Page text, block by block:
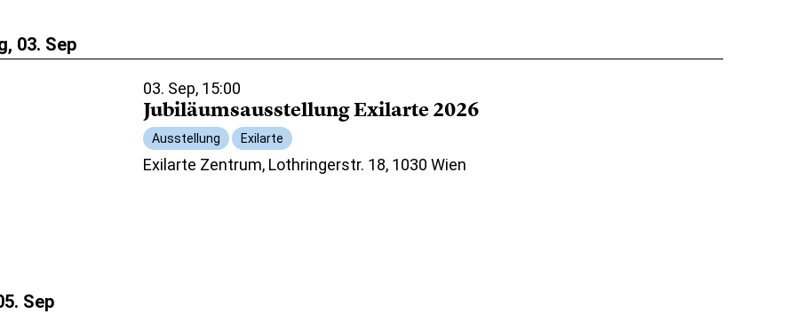
03. Sep
03. Sep, 15:00
Jubiläumsausstellung Exilarte 2026
Ausstellung Exilarte
Exilarte Zentrum, Lothringerstr. 18, 1030 Wien
Sep